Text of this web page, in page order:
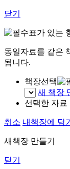
닫기
표가 있는
동일자료를 같은
됩니다.
책장선택
새 책장
선택한 자료
취소 내책장에 담기
새책장 만들기
닫기